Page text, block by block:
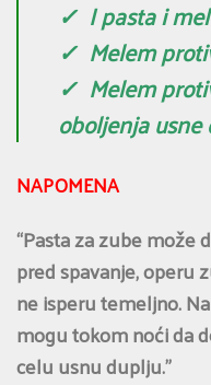
✓ I pasta i
✓ Melem
✓ Melem
oboljenja usne
NAPOMENA
“Pasta za zube može
pred spavanje, operu
ne isperu temeljno.
mogu tokom noći da
celu usnu duplju.”